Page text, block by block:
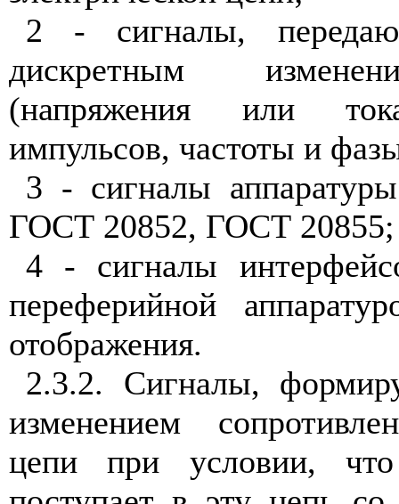
2 - сигналы,
дискретным
(напряжения или
импульсов, частоты и
3 - сигналы
ГОСТ 20852, ГОСТ 20855;
4 - сигналы
переферийной
отображения.
2.3.2. Сигналы,
изменением
цепи при условии, что